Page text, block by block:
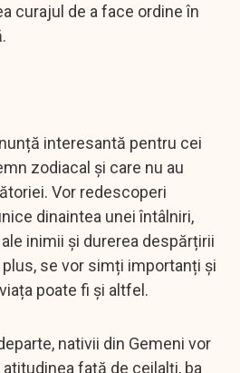
curajul de a face ordine în
interesantă pentru cei
zodiacal și care nu au
Vor redescoperi
dinaintea unei întâlniri,
inimii și durerea despărțirii
se vor simți importanți și
poate fi și altfel.
nativii din Gemeni vor
față de ceilalți, ba